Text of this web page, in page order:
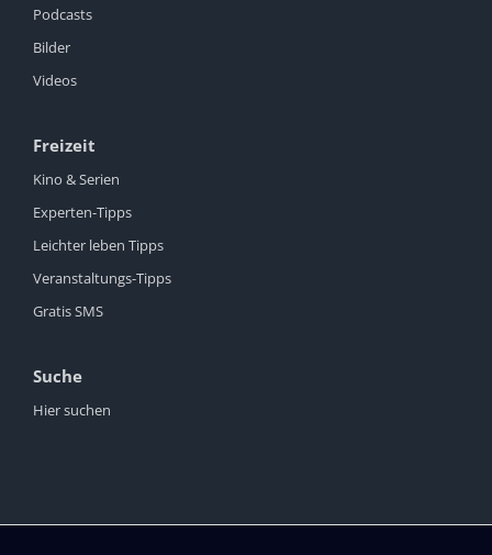
Podcasts
Bilder
Videos
Freizeit
Kino & Serien
Experten-Tipps
Leichter leben Tipps
Veranstaltungs-Tipps
Gratis SMS
Suche
Hier suchen